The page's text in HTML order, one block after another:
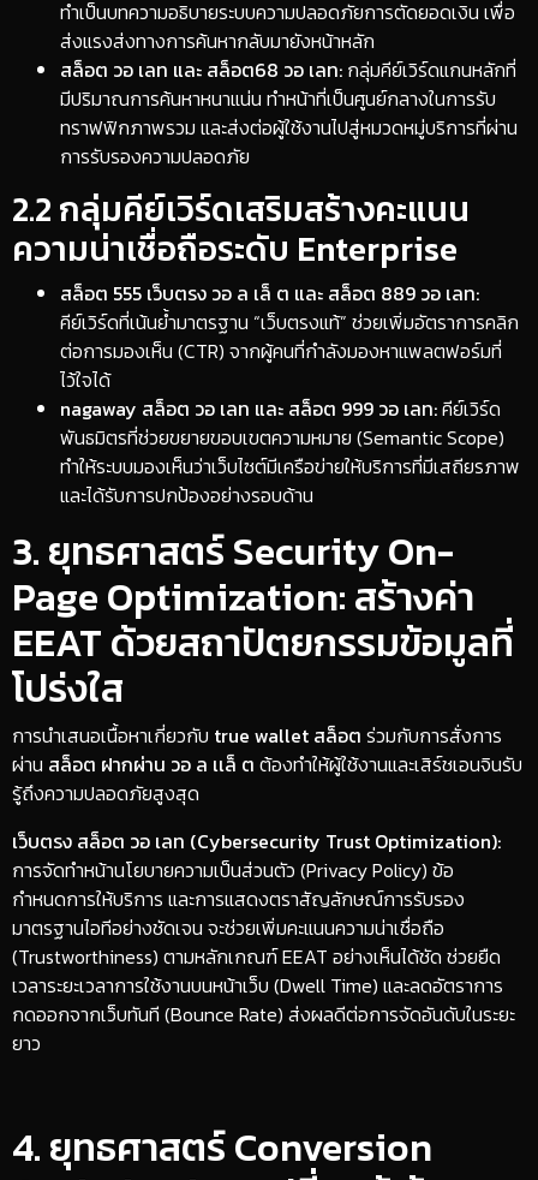
ทำเป็นบทความอธิบายระบบความปลอดภัยการตัดยอดเงิน เพื่อ
ส่งแรงส่งทางการค้นหากลับมายังหน้าหลัก
สล็อต วอ เลท และ สล็อต68 วอ เลท: กลุ่มคีย์เวิร์ดแกนหลักที่
มีปริมาณการค้นหาหนาแน่น ทำหน้าที่เป็นศูนย์กลางในการรับ
ทราฟฟิกภาพรวม และส่งต่อผู้ใช้งานไปสู่หมวดหมู่บริการที่ผ่าน
การรับรองความปลอดภัย
​2.2 กลุ่มคีย์เวิร์ดเสริมสร้างคะแนน
ความน่าเชื่อถือระดับ Enterprise
สล็อต 555 เว็บตรง วอ ล เล็ ต และ สล็อต 889 วอ เลท:
คีย์เวิร์ดที่เน้นย้ำมาตรฐาน “เว็บตรงแท้” ช่วยเพิ่มอัตราการคลิก
ต่อการมองเห็น (CTR) จากผู้คนที่กำลังมองหาแพลตฟอร์มที่
ไว้ใจได้
nagaway สล็อต วอ เลท และ สล็อต 999 วอ เลท:คีย์เวิร์ด
พันธมิตรที่ช่วยขยายขอบเขตความหมาย (Semantic Scope)
ทำให้ระบบมองเห็นว่าเว็บไซต์มีเครือข่ายให้บริการที่มีเสถียรภาพ
และได้รับการปกป้องอย่างรอบด้าน
​3. ยุทธศาสตร์ Security On-
Page Optimization: สร้างค่า
EEAT ด้วยสถาปัตยกรรมข้อมูลที่
โปร่งใส
​การนำเสนอเนื้อหาเกี่ยวกับ true wallet สล็อต ร่วมกับการสั่งการ
ผ่าน สล็อต ฝากผ่าน วอ ล เเล็ ต ต้องทำให้ผู้ใช้งานและเสิร์ชเอนจินรับ
รู้ถึงความปลอดภัยสูงสุด
เว็บตรง สล็อต วอ เลท (Cybersecurity Trust Optimization):
การจัดทำหน้านโยบายความเป็นส่วนตัว (Privacy Policy) ข้อ
กำหนดการให้บริการ และการแสดงตราสัญลักษณ์การรับรอง
มาตรฐานไอทีอย่างชัดเจน จะช่วยเพิ่มคะแนนความน่าเชื่อถือ
(Trustworthiness) ตามหลักเกณฑ์ EEAT อย่างเห็นได้ชัด ช่วยยืด
เวลาระยะเวลาการใช้งานบนหน้าเว็บ (Dwell Time) และลดอัตราการ
กดออกจากเว็บทันที (Bounce Rate) ส่งผลดีต่อการจัดอันดับในระยะ
ยาว
​4. ยุทธศาสตร์ Conversion